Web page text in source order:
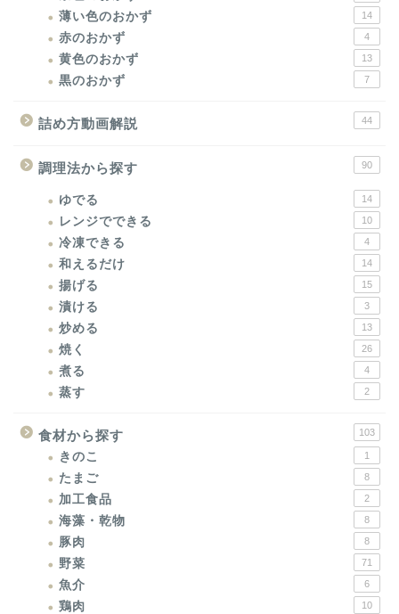
薄い色のおかず 14
赤のおかず 4
黄色のおかず 13
黒のおかず 7
詰め方動画解説 44
調理法から探す 90
ゆでる 14
レンジでできる 10
冷凍できる 4
和えるだけ 14
揚げる 15
漬ける 3
炒める 13
焼く 26
煮る 4
蒸す 2
食材から探す 103
きのこ 1
たまご 8
加工食品 2
海藻・乾物 8
豚肉 8
野菜 71
魚介 6
鶏肉 10